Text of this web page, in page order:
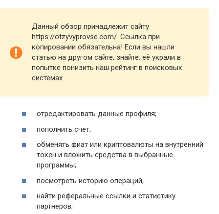
Данный обзор принадлежит сайту
https://otzyvyprovse.com/. Ссылка при
копировании обязательна! Если вы нашли
статью на другом сайте, знайте: её украли в
попытке понизить наш рейтинг в поисковых
системах.
отредактировать данные профиля;
пополнить счет;
обменять фиат или криптовалюты на внутренний
токен и вложить средства в выбранные
программы;
посмотреть историю операций;
найти реферальные ссылки и статистику
партнеров;